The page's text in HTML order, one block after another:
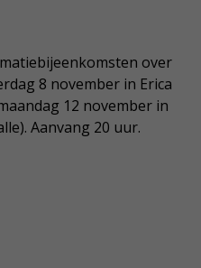
over
8 november in Erica
12 november in
Aanvang 20 uur.